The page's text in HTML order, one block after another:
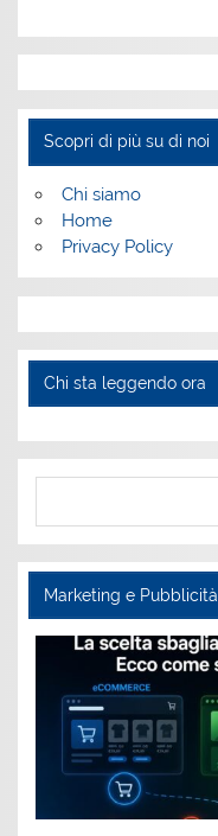
Scopri di più su di noi
Chi siamo
Home
Privacy Policy
Chi sta leggendo ora
Cerca
Marketing e Pubblicità